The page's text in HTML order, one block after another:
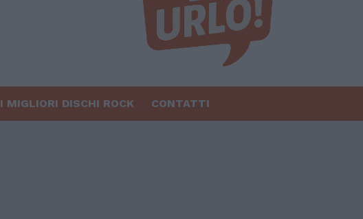
I MIGLIORI DISCHI ROCK CONTATTI